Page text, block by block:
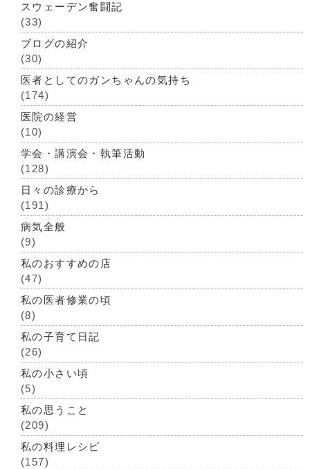
スウェーデン奮闘記
(33)
ブログの紹介
(30)
医者としてのガンちゃんの気持ち
(174)
医院の経営
(10)
学会・講演会・執筆活動
(128)
日々の診療から
(191)
病気全般
(9)
私のおすすめの店
(47)
私の医者修業の頃
(8)
私の子育て日記
(26)
私の小さい頃
(5)
私の思うこと
(209)
私の料理レシピ
(157)